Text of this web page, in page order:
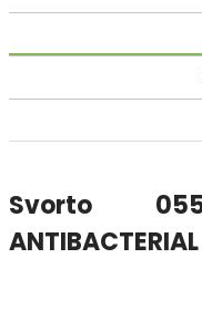
Svorto